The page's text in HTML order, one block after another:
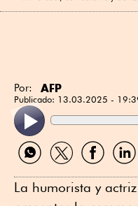
Por: AFP
Publicado: 13.03.2025 -
Compartir
por
Compartir
por
Compartir
por
por
La humorista y